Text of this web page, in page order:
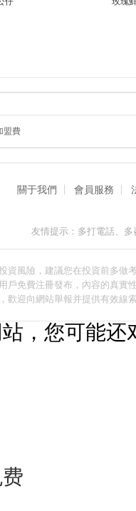
盟費
關于我們 會員服務
友情提示：多打電話、
資風險，建議您在投資前多
戶免費注冊發布，內容的真
歡迎向網站舉報并提供有效線
，您可能还